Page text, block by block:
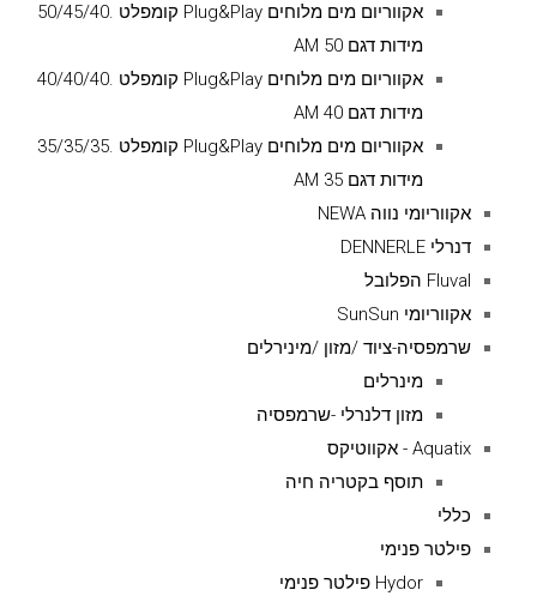
אקווריום מים מלוחים Plug&Play קומפלט .50/45/40
מידות דגם AM 50
אקווריום מים מלוחים Plug&Play קומפלט .40/40/40
מידות דגם AM 40
אקווריום מים מלוחים Plug&Play קומפלט .35/35/35
מידות דגם AM 35
אקווריומי נווה NEWA
דנרלי DENNERLE
Fluval הפלובל
אקווריומי SunSun
שרמפסיה-ציוד /מזון /מינירלים
מינרלים
מזון דלנרלי -שרמפסיה
Aquatix - אקווטיקס
תוסף בקטריה חיה
כללי
פילטר פנימי
Hydor פילטר פנימי